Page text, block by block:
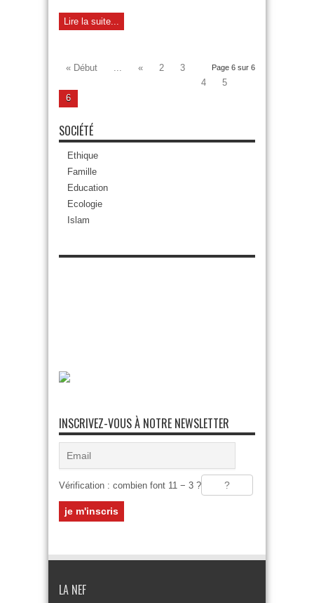
Lire la suite...
Page 6 sur 6
« Début ... « 2
3
4
5
6
SOCIÉTÉ
Ethique
Famille
Education
Ecologie
Islam
INSCRIVEZ-VOUS À NOTRE NEWSLETTER
Vérification : combien font 11 − 3 ?
LA NEF